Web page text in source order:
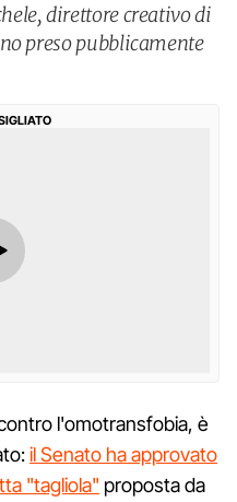
direttore creativo di
preso pubblicamente
l'omotransfobia, è
il Senato ha approvato
"tagliola" proposta da